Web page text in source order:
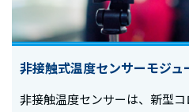
非接触式温度センサーモジュ
非接触温度センサーは、新型